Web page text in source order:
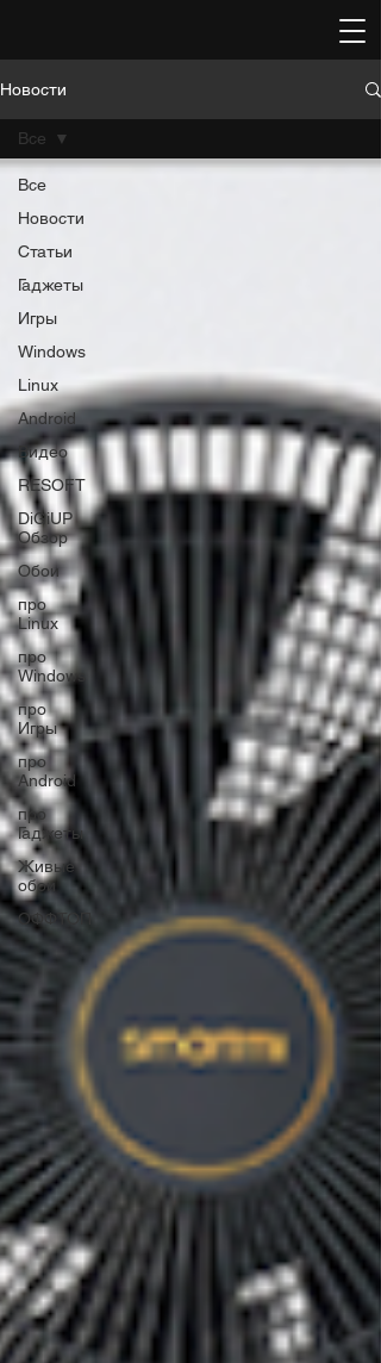
Новости
Все
Новости
Статьи
Гаджеты
Игры
Windows
Linux
Android
Видео
RESOFT
DiGiUP
Обзор
Обои
про
Linux
про
Windows
про
Игры
про
Android
про
Гаджеты
Живые
обои
ОФФТОП
Все